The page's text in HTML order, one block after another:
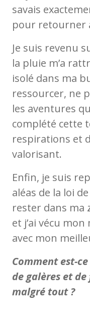
savais
pour retourner
Je suis revenu
la pluie m’a
isolé dans ma
ressourcer, ne
les aventures
complété cette
respirations et
valorisant.
Enfin, je suis
aléas de la loi
rester dans ma
et j’ai vécu
avec mon
Comment est-
de galères et
malgré tout ?